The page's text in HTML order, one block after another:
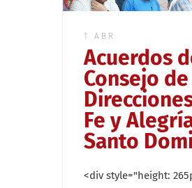
1 ABR
Acuerdos
Consejo de
Fe y
Santo
<div style="height: